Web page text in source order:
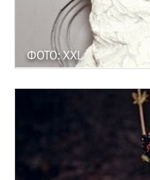
ФОТО: XXL